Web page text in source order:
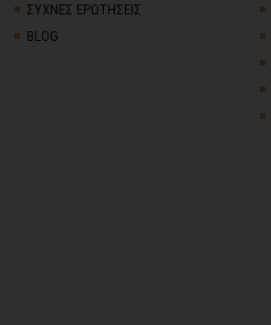
ΣΥΧΝΕΣ ΕΡΩΤΗΣΕΙΣ
BLOG